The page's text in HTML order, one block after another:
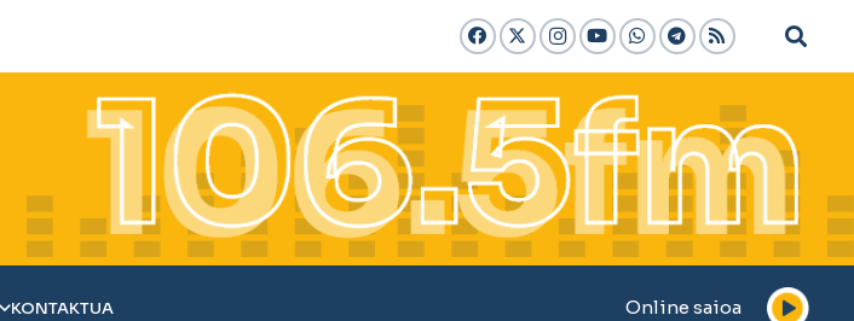
KONTAKTUA Online saioa